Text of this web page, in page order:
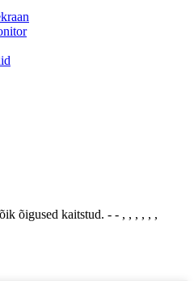
õigused kaitstud. - - , , , , , ,